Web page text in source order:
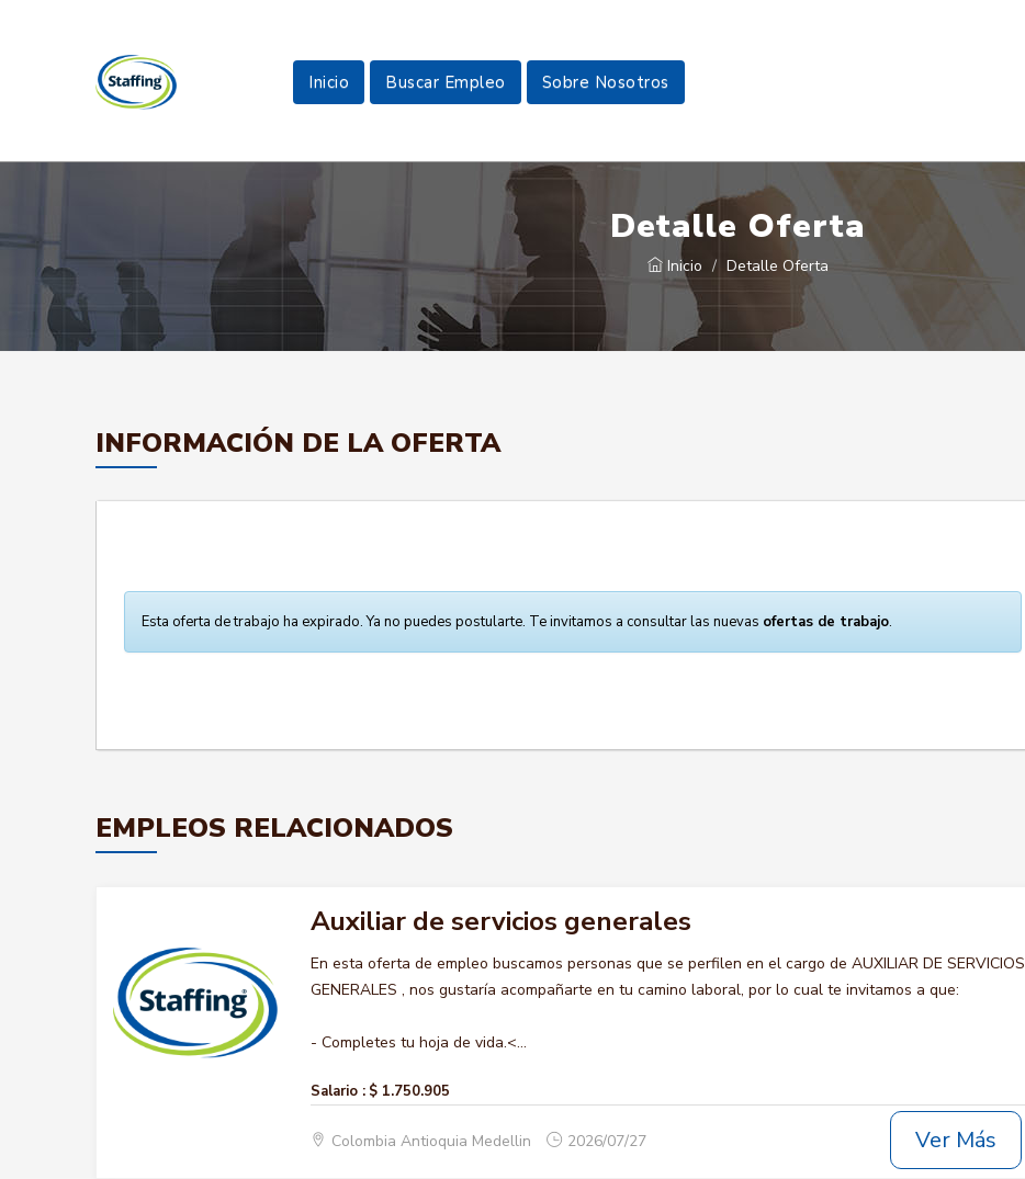
Inicio Buscar Empleo Sobre Nosotros
Detalle Oferta
Inicio Detalle Oferta
INFORMACIÓN DE LA OFERTA
Esta oferta de trabajo ha expirado. Ya no puedes postularte. Te invitamos a consultar las nuevas ofertas de trabajo.
EMPLEOS RELACIONADOS
Auxiliar de servicios generales
En esta oferta de empleo buscamos personas que se perfilen en el cargo de AUXILIAR DE SERVICIOS
GENERALES , nos gustaría acompañarte en tu camino laboral, por lo cual te invitamos a que:
- Completes tu hoja de vida.<...
Salario : $ 1.750.905
Colombia Antioquia Medellin 2026/07/27 Ver Más